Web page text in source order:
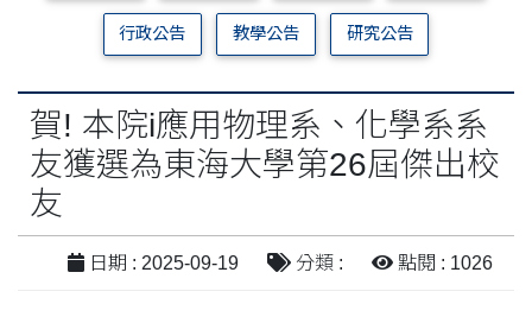
行政公告 教學公告 研究公告
賀! 本院i應用物理系、化學系系
友獲選為東海大學第26屆傑出校
友
日期 : 2025-09-19 分類 : 點閱 : 1026